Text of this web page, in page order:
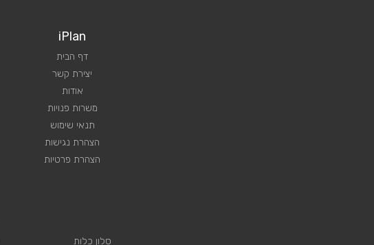
iPlan
דף הבית
יצירת קשר
אודות
משרות פנויות
תנאי שימוש
הצהרת נגישות
הצהרת פרטיות
סלון כלות